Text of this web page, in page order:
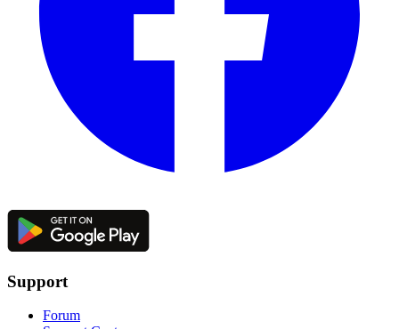
Support
Forum